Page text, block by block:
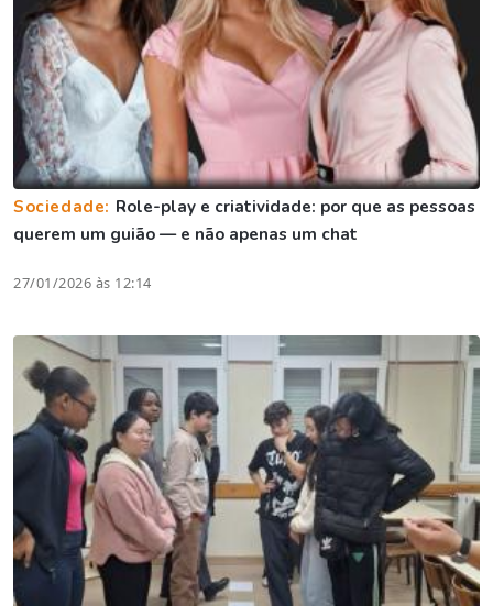
Sociedade: Role-play e criatividade: por que as pessoas
querem um guião — e não apenas um chat
27/01/2026 às 12:14